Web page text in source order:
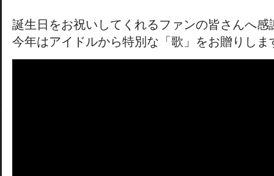
誕生日をお祝いしてくれるファンの皆さんへ
今年はアイドルから特別な「歌」をお贈りしま